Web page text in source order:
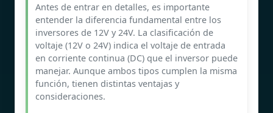
Antes de entrar en detalles, es importante
entender la diferencia fundamental entre los
inversores de 12V y 24V. La clasificación de
voltaje (12V o 24V) indica el voltaje de entrada
en corriente continua (DC) que el inversor puede
manejar. Aunque ambos tipos cumplen la misma
función, tienen distintas ventajas y
consideraciones.